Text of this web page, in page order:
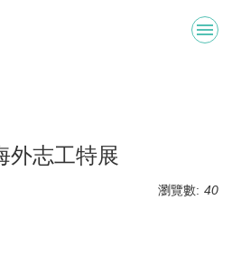
外志工特展
瀏覽數: 40